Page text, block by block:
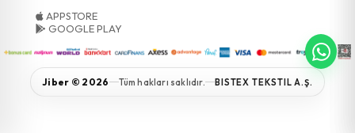
APPSTORE
GOOGLE PLAY
Jiber © 2026 Tüm hakları saklıdır. BISTEX TEKSTIL A.Ş.